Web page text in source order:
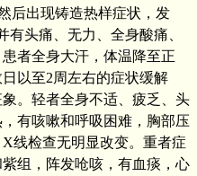
后出现铸造热样症状，发
有头痛、无力、全身酸痛、
者全身大汗，体温降至正
以至2周左右的症状缓解
。轻者全身不适、疲乏、头
有咳嗽和呼吸困难，胸部压
线检查无明显改变。重者症
组，阵发呛咳，有血痰，心